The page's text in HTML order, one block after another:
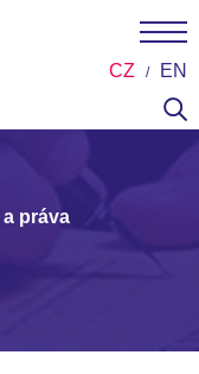
CZ EN
práva